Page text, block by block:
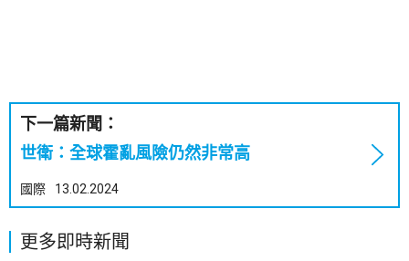
下一篇新聞：
世衛：全球霍亂風險仍然非常高
國際 13.02.2024
更多即時新聞